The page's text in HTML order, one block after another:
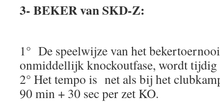
3- BEKER van SKD-Z:
1° De speelwijze van het
onmiddellijk knockoutfase, wordt tijdig
2° Het tempo is net als bij het
90 min + 30 sec per zet KO.